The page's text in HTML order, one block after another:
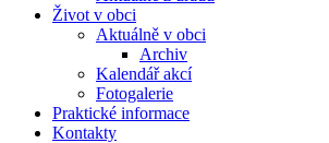
Život v obci
Aktuálně v obci
Archiv
Kalendář akcí
Fotogalerie
Praktické informace
Kontakty